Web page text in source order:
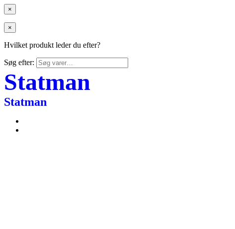
×
×
Hvilket produkt leder du efter?
Søg efter:
Statman
Statman